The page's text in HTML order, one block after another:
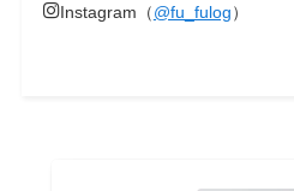
Instagram（@fu_fulog）